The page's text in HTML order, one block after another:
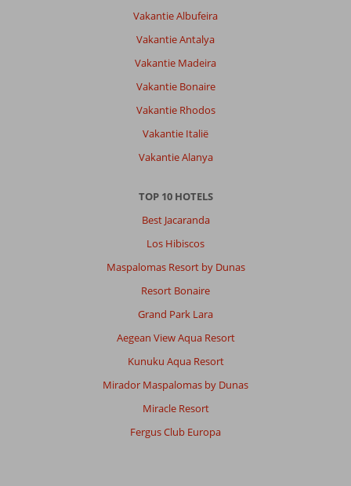
Vakantie Albufeira
Vakantie Antalya
Vakantie Madeira
Vakantie Bonaire
Vakantie Rhodos
Vakantie Italië
Vakantie Alanya
TOP 10 HOTELS
Best Jacaranda
Los Hibiscos
Maspalomas Resort by Dunas
Resort Bonaire
Grand Park Lara
Aegean View Aqua Resort
Kunuku Aqua Resort
Mirador Maspalomas by Dunas
Miracle Resort
Fergus Club Europa